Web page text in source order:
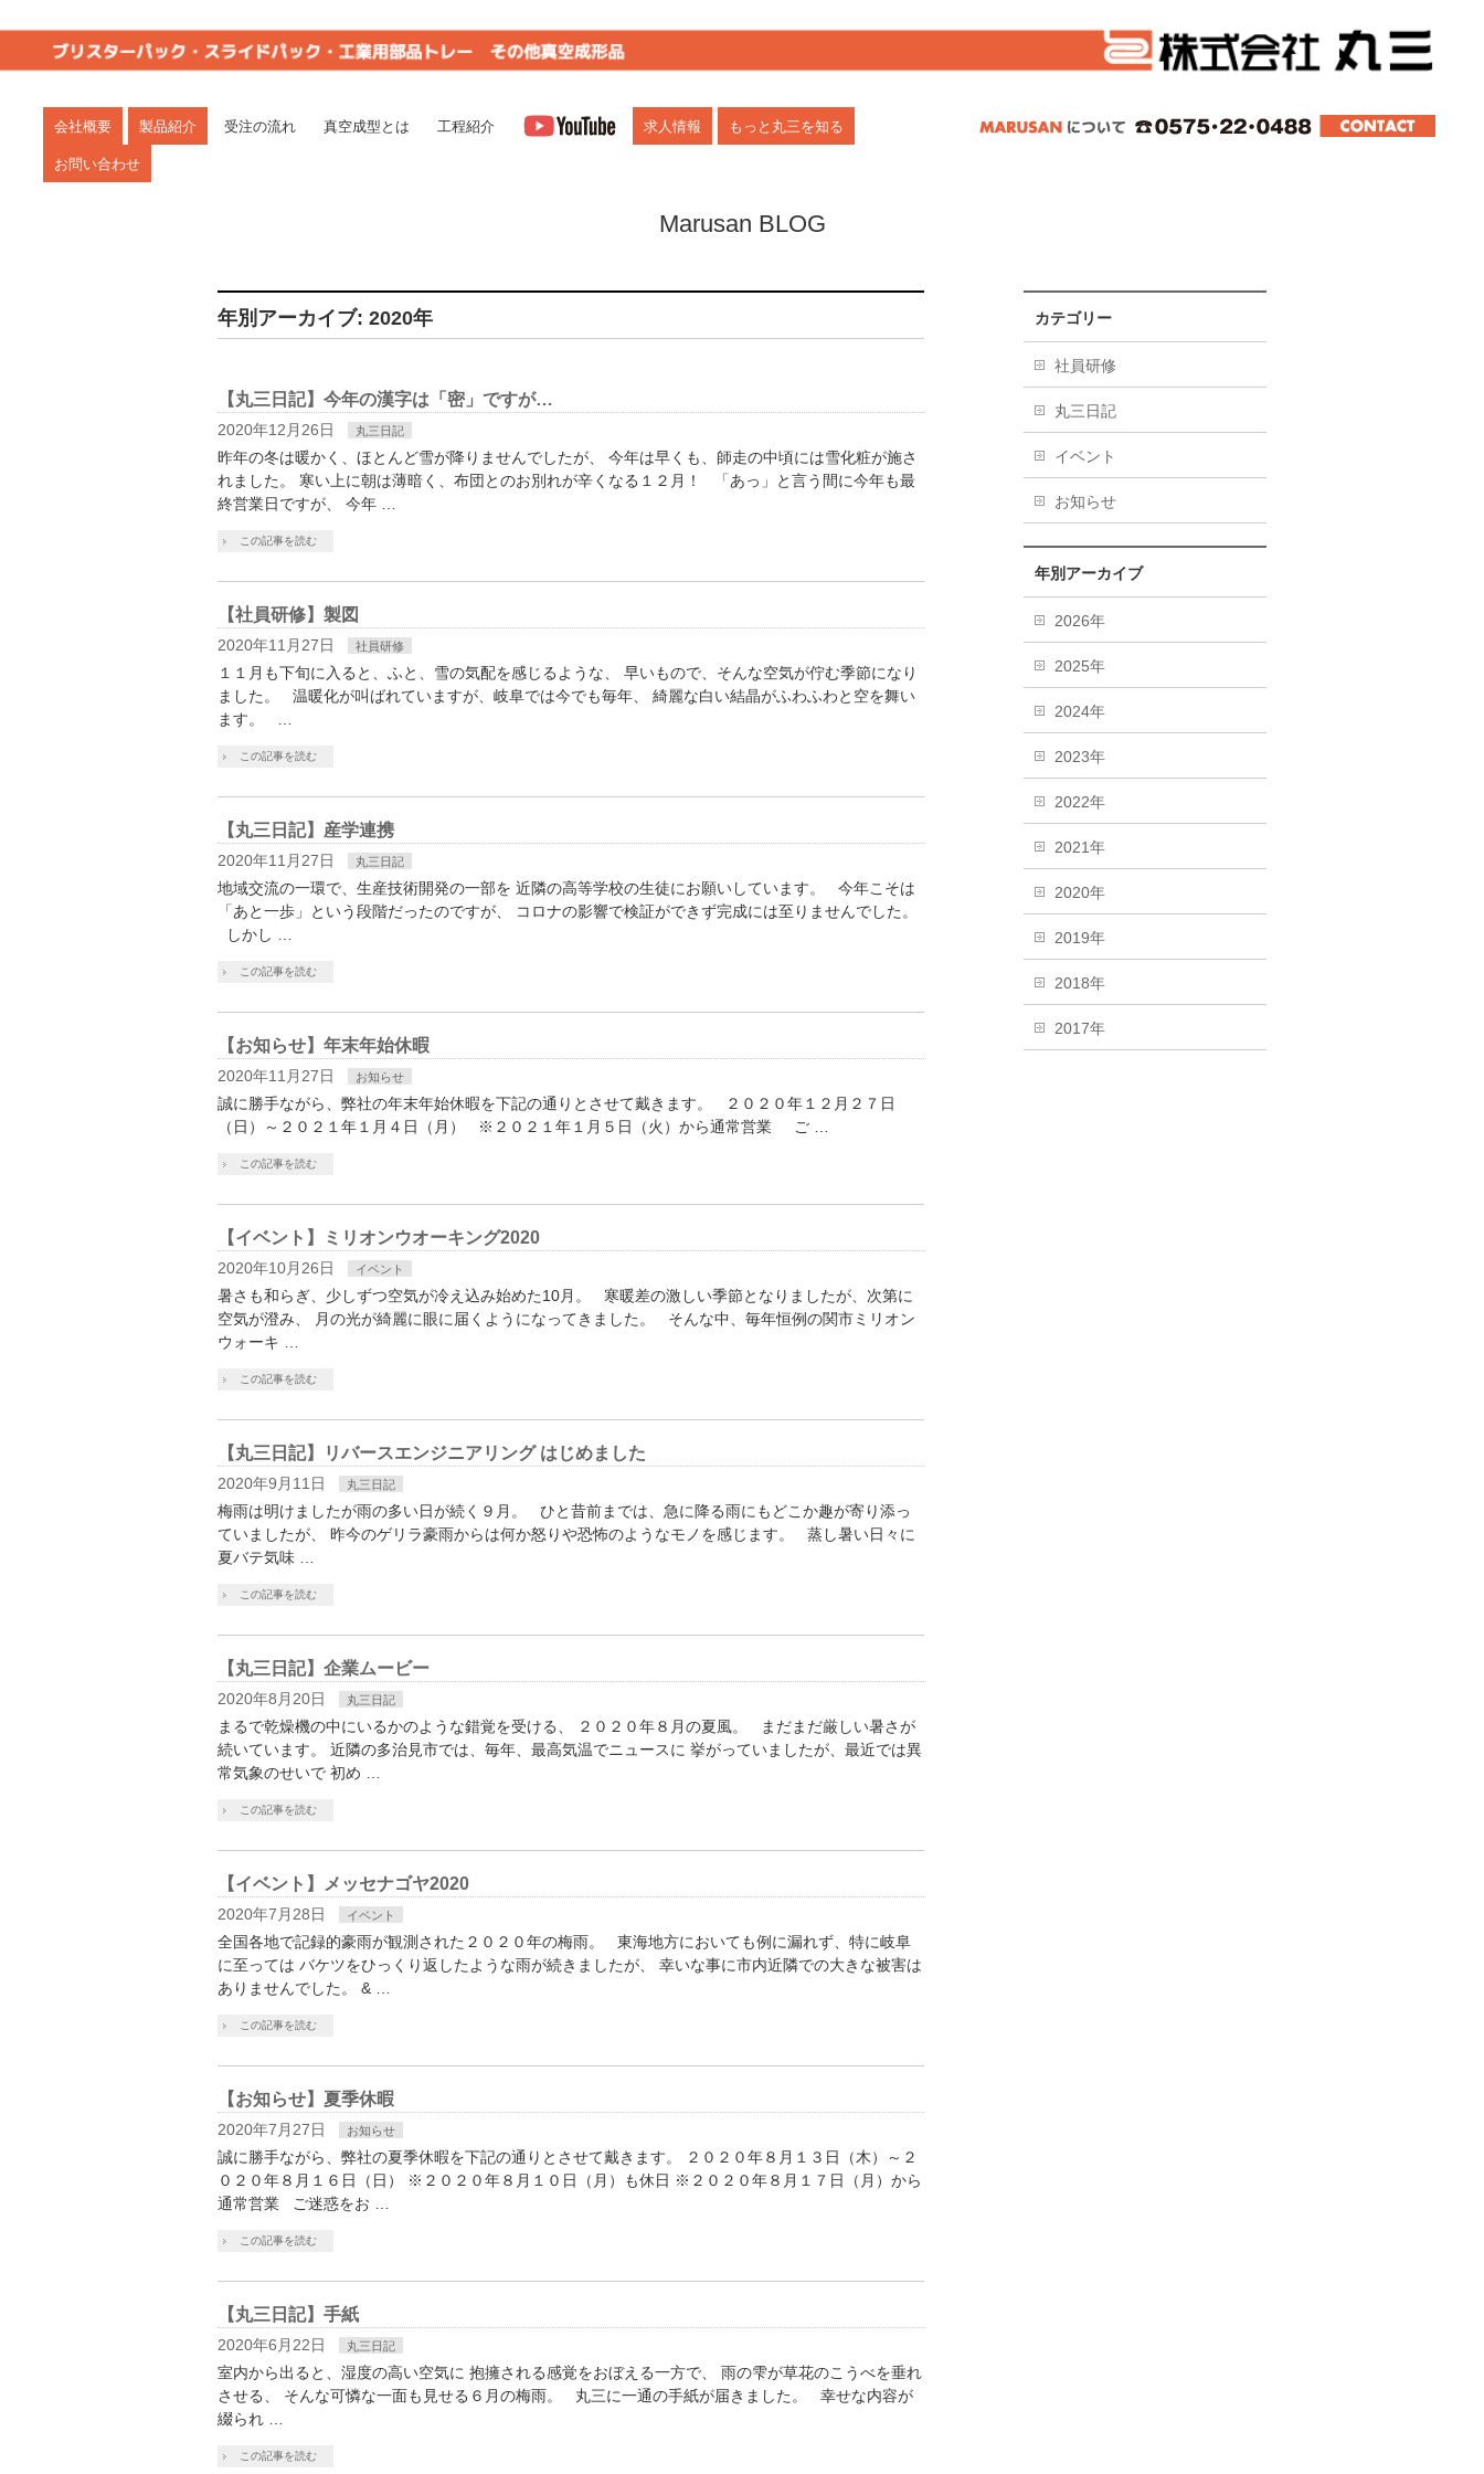
愛知・岐阜・三重・静岡。
会社概要 製品紹介 受注の流れ 真空成型とは 工程紹介 求人情報 もっと丸三を知る
お問い合わせ
Marusan BLOG
年別アーカイブ: 2020年
【丸三日記】今年の漢字は「密」ですが…
2020年12月26日 丸三日記
昨年の冬は暖かく、ほとんど雪が降りませんでしたが、 今年は早くも、師走の中頃には雪化粧が施さ
れました。 寒い上に朝は薄暗く、布団とのお別れが辛くなる１２月！ 「あっ」と言う間に今年も最
終営業日ですが、 今年 …
この記事を読む
【社員研修】製図
2020年11月27日 社員研修
１１月も下旬に入ると、ふと、雪の気配を感じるような、 早いもので、そんな空気が佇む季節になり
ました。 温暖化が叫ばれていますが、岐阜では今でも毎年、 綺麗な白い結晶がふわふわと空を舞い
ます。 …
この記事を読む
【丸三日記】産学連携
2020年11月27日 丸三日記
地域交流の一環で、生産技術開発の一部を 近隣の高等学校の生徒にお願いしています。 今年こそは
「あと一歩」という段階だったのですが、 コロナの影響で検証ができず完成には至りませんでした。
しかし …
この記事を読む
【お知らせ】年末年始休暇
2020年11月27日 お知らせ
誠に勝手ながら、弊社の年末年始休暇を下記の通りとさせて戴きます。 ２０２０年１２月２７日
（日）～２０２１年１月４日（月） ※２０２１年１月５日（火）から通常営業 ご …
この記事を読む
【イベント】ミリオンウオーキング2020
2020年10月26日 イベント
暑さも和らぎ、少しずつ空気が冷え込み始めた10月。 寒暖差の激しい季節となりましたが、次第に
空気が澄み、 月の光が綺麗に眼に届くようになってきました。 そんな中、毎年恒例の関市ミリオン
ウォーキ …
この記事を読む
【丸三日記】リバースエンジニアリング はじめました
2020年9月11日 丸三日記
梅雨は明けましたが雨の多い日が続く９月。 ひと昔前までは、急に降る雨にもどこか趣が寄り添っ
ていましたが、 昨今のゲリラ豪雨からは何か怒りや恐怖のようなモノを感じます。 蒸し暑い日々に
夏バテ気味 …
この記事を読む
【丸三日記】企業ムービー
2020年8月20日 丸三日記
まるで乾燥機の中にいるかのような錯覚を受ける、 ２０２０年８月の夏風。 まだまだ厳しい暑さが
続いています。 近隣の多治見市では、毎年、最高気温でニュースに 挙がっていましたが、最近では異
常気象のせいで 初め …
この記事を読む
【イベント】メッセナゴヤ2020
2020年7月28日 イベント
全国各地で記録的豪雨が観測された２０２０年の梅雨。 東海地方においても例に漏れず、特に岐阜
に至っては バケツをひっくり返したような雨が続きましたが、 幸いな事に市内近隣での大きな被害は
ありませんでした。 & …
この記事を読む
【お知らせ】夏季休暇
2020年7月27日 お知らせ
誠に勝手ながら、弊社の夏季休暇を下記の通りとさせて戴きます。 ２０２０年８月１３日（木）～２
０２０年８月１６日（日） ※２０２０年８月１０日（月）も休日 ※２０２０年８月１７日（月）から
通常営業 ご迷惑をお …
この記事を読む
【丸三日記】手紙
2020年6月22日 丸三日記
室内から出ると、湿度の高い空気に 抱擁される感覚をおぼえる一方で、 雨の雫が草花のこうべを垂れ
させる、 そんな可憐な一面も見せる６月の梅雨。 丸三に一通の手紙が届きました。 幸せな内容が
綴られ …
この記事を読む
カテゴリー
社員研修
丸三日記
イベント
お知らせ
年別アーカイブ
2026年
2025年
2024年
2023年
2022年
2021年
2020年
2019年
2018年
2017年